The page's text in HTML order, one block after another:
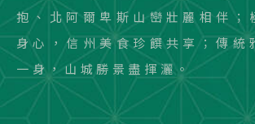
抱、北阿爾卑斯山巒壯麗相伴；
身心，信州美食珍饌共享；傳統
一身，山城勝景盡揮灑。